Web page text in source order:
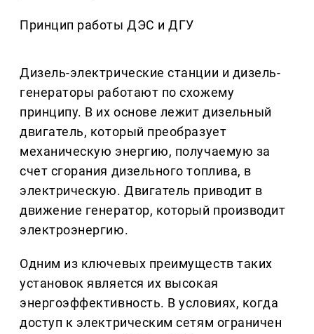
Принцип работы ДЭС и ДГУ
Дизель-электрические станции и дизель-
генераторы работают по схожему
принципу. В их основе лежит дизельный
двигатель, который преобразует
механическую энергию, получаемую за
счет сгорания дизельного топлива, в
электрическую. Двигатель приводит в
движение генератор, который производит
электроэнергию.
Одним из ключевых преимуществ таких
установок является их высокая
энергоэффективность. В условиях, когда
доступ к электрическим сетям ограничен